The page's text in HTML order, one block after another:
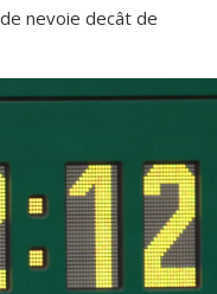
nevoie decât de